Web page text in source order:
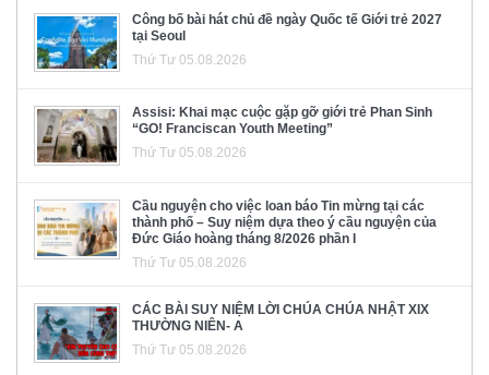
Công bố bài hát chủ đề ngày Quốc tế Giới trẻ 2027
tại Seoul
Thứ Tư 05.08.2026
Assisi: Khai mạc cuộc gặp gỡ giới trẻ Phan Sinh
“GO! Franciscan Youth Meeting”
Thứ Tư 05.08.2026
Cầu nguyện cho việc loan báo Tin mừng tại các
thành phố – Suy niệm dựa theo ý cầu nguyện của
Đức Giáo hoàng tháng 8/2026 phần I
Thứ Tư 05.08.2026
CÁC BÀI SUY NIỆM LỜI CHÚA CHÚA NHẬT XIX
THƯỜNG NIÊN- A
Thứ Tư 05.08.2026